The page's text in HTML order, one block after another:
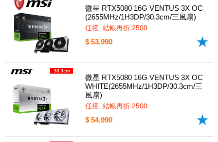
微星 RTX5080 16G VENTUS 3X OC
(2655MHz/1H3DP/30.3cm/三風扇)
任搭, 結帳再折 2500
$ 53,990
微星 RTX5080 16G VENTUS 3X OC
WHITE(2655MHz/1H3DP/30.3cm/三
風扇)
任搭, 結帳再折 2500
$ 54,990